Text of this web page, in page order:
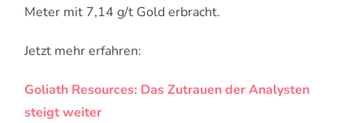
Meter mit 7,14 g/t Gold erbracht.
Jetzt mehr erfahren:
Goliath Resources: Das Zutrauen der Analysten
steigt weiter